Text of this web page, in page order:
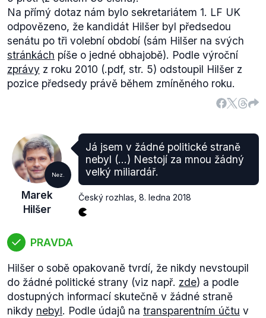
řady dalších aktérů – opozice, dalších dvou
univerzit, koaličního partnera KDU-ČSL a dalších.
Jelikož Hilšer ve výroku mluví pouze o
angažovanosti studentské iniciativy a zapojení
Karlovy univerzity a pomíjí řadu dalších tehdejších
účastníků, je výrok hodnocen jako zavádějící.
Na přímý dotaz nám bylo sekretariátem 1. LF UK
odpovězeno, že kandidát Hilšer byl předsedou
senátu po tři volební období (sám Hilšer na svých
stránkách píše o jedné obhajobě). Podle výroční
zprávy z roku 2010 (.pdf, str. 5) odstoupil Hilšer z
pozice předsedy právě během zmíněného roku.
Nez.
Marek
Hilšer
Já jsem v žádné politické straně
nebyl (...) Nestojí za mnou žádný
velký miliardář.
Český rozhlas 8. ledna 2018
PRAVDA
Hilšer o sobě opakovaně tvrdí, že nikdy nevstoupil
do žádné politické strany (viz např. zde) a podle
dostupných informací skutečně v žádné straně
nikdy nebyl. Podle údajů na transparentním účtu v